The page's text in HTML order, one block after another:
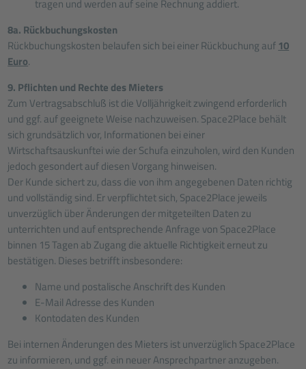
tragen und werden auf seine Rechnung addiert.
8a. Rückbuchungskosten
Rückbuchungskosten belaufen sich bei einer Rückbuchung auf10
Euro.
9. Pflichten und Rechte des Mieters
Zum Vertragsabschluß ist die Volljährigkeit zwingend erforderlich
und ggf. auf geeignete Weise nachzuweisen. Space2Place behält
sich grundsätzlich vor, Informationen bei einer
Wirtschaftsauskunftei wie der Schufa einzuholen, wird den Kunden
jedoch gesondert auf diesen Vorgang hinweisen.
Der Kunde sichert zu, dass die von ihm angegebenen Daten richtig
und vollständig sind. Er verpflichtet sich, Space2Place jeweils
unverzüglich über Änderungen der mitgeteilten Daten zu
unterrichten und auf entsprechende Anfrage von Space2Place
binnen 15 Tagen ab Zugang die aktuelle Richtigkeit erneut zu
bestätigen. Dieses betrifft insbesondere:
Name und postalische Anschrift des Kunden
E-Mail Adresse des Kunden
Kontodaten des Kunden
Bei internen Änderungen des Mieters ist unverzüglich Space2Place
zu informieren, und ggf. ein neuer Ansprechpartner anzugeben.